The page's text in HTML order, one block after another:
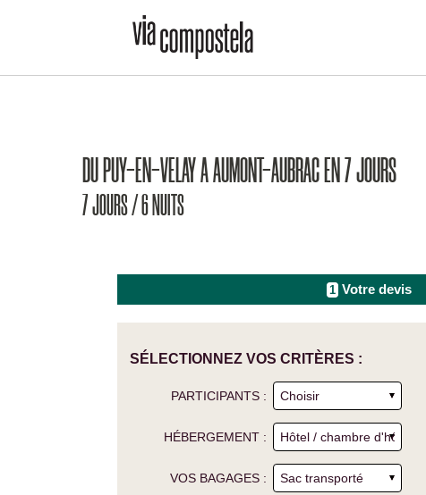
DU PUY-EN-VELAY A AUMONT-AUBRAC EN 7 JOURS
7 JOURS / 6 NUITS
1 Votre devis
SÉLECTIONNEZ VOS CRITÈRES :
PARTICIPANTS :
HÉBERGEMENT :
VOS BAGAGES :